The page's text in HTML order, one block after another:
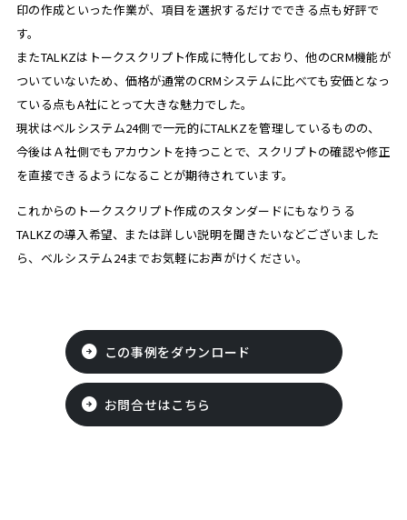
印の作成といった作業が、項目を選択するだけでできる点も好評で
す。
またTALKZはトークスクリプト作成に特化しており、他のCRM機能が
ついていないため、価格が通常のCRMシステムに比べても安価となっ
ている点もA社にとって大きな魅力でした。
現状はベルシステム24側で一元的にTALKZを管理しているものの、
今後はＡ社側でもアカウントを持つことで、スクリプトの確認や修正
を直接できるようになることが期待されています。
これからのトークスクリプト作成のスタンダードにもなりうる
TALKZの導入希望、または詳しい説明を聞きたいなどございました
ら、ベルシステム24までお気軽にお声がけください。
この事例をダウンロード
お問合せはこちら